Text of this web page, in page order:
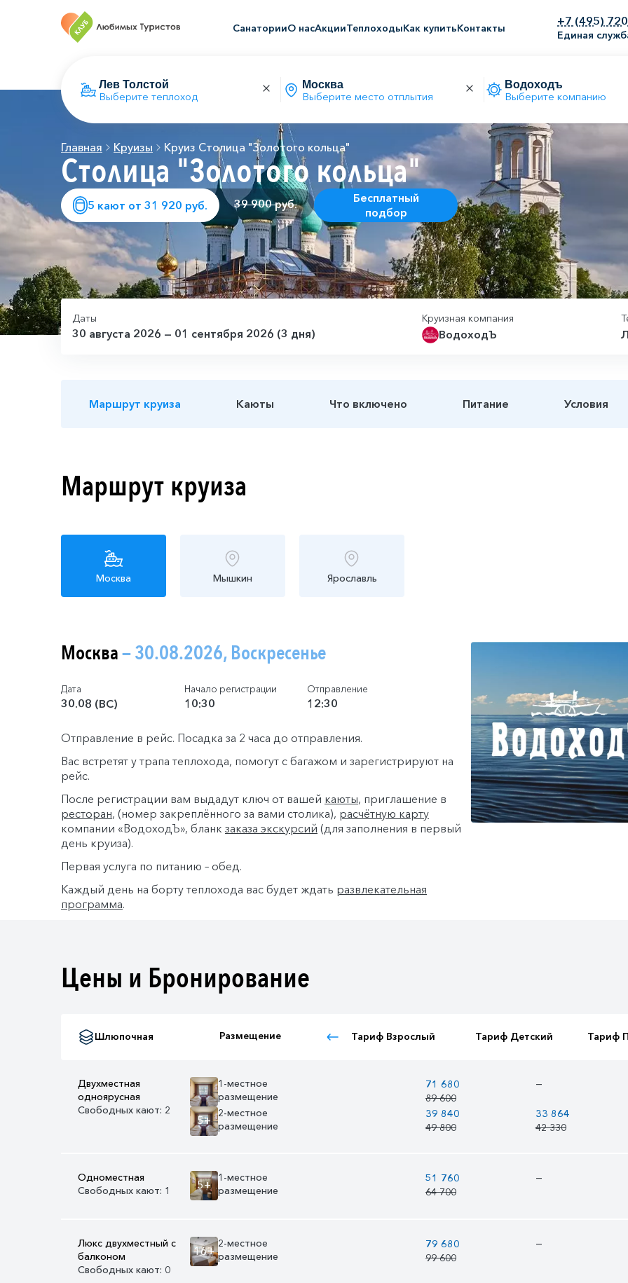
СанаторииО насАкцииТеплоходыКак купитьКонтакты
+7 (495)
Единая
Выберите теплоход Выберите место отплытия Выберите компанию
Главная Круизы Круиз Столица "Золотого кольца"
Столица "Золотого кольца"
5 кают от 31 920 руб. 39 900 руб.
Бесплатный
подбор
Даты
30 августа 2026 — 01 сентября 2026 (3 дня)
Круизная компания
ВодоходЪ
Маршрут круиза Каюты Что включено Питание Условия
Маршрут круиза
Москва Мышкин Ярославль
Москва— 30.08.2026, Воскресенье
Дата
30.08 (ВС)
Начало регистрации
10:30
Отправление
12:30
Отправление в рейс. Посадка за 2 часа до отправления.
Вас встретят у трапа теплохода, помогут с багажом и зарегистрируют на
рейс.
После регистрации вам выдадут ключ от вашей каюты, приглашение в
ресторан, (номер закреплённого за вами столика), расчётную карту
компании «ВодоходЪ», бланк заказа экскурсий (для заполнения в первый
день круиза).
Первая услуга по питанию – обед.
Каждый день на борту теплохода вас будет ждать развлекательная
программа.
Цены и Бронирование
Шлюпочная Размещение Тариф Взрослый Тариф Детский Тариф
Двухместная
одноярусная
Свободных кают: 2
1-местное
размещение
71 680
89 600
—
5+
2-местное
размещение
39 840
49 800
33 864
42 330
Одноместная
Свободных кают: 1
5+
1-местное
размещение
51 760
64 700
—
Люкс двухместный с
балконом
Свободных кают: 0
16+
2-местное
размещение
79 680
99 600
—